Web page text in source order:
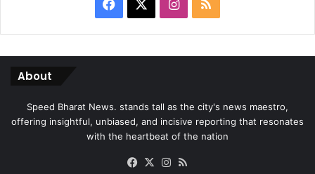
Facebook Instagram
RSS
About
Speed Bharat News. stands tall as the city's news maestro,
offering insightful, unbiased, and incisive reporting that resonates
with the heartbeat of the nation
Facebook
X Instagram